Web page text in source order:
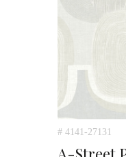
# 4141-27131